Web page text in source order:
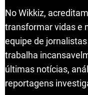
No Wikkiz,
transformar vidas e
equipe de
trabalha
últimas notícias,
reportagens